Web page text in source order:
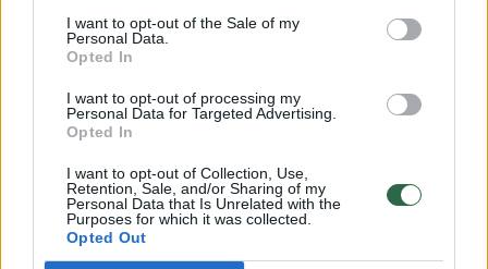
I want to opt-out of the Sale of my
Personal Data.
Opted In
I want to opt-out of processing my
Personal Data for Targeted Advertising.
Opted In
I want to opt-out of Collection, Use,
Retention, Sale, and/or Sharing of my
Personal Data that Is Unrelated with the
Purposes for which it was collected.
Opted Out
asmeniniai duomenys – vardas, pavardė,
asmens kodas arba jo fragmentas. Čia ir kyla
bankininkystės duomenis“, – perspėja ji.
Būdų gauti jūsų informaciją – daugybė
Kaip pasakoja „Vilnius Coding Academy“